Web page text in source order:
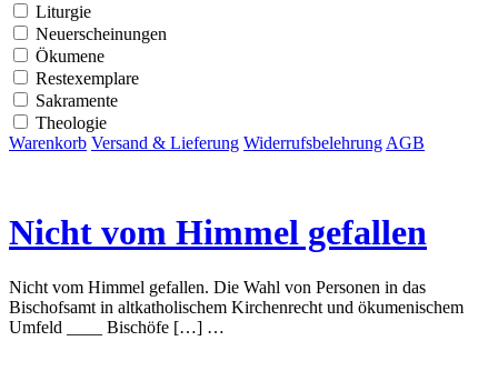
Liturgie
Neuerscheinungen
Ökumene
Restexemplare
Sakramente
Theologie
Warenkorb Versand & Lieferung Widerrufsbelehrung AGB
Nicht vom Himmel gefallen
Nicht vom Himmel gefallen. Die Wahl von Personen in das
Bischofsamt in altkatholischem Kirchenrecht und ökumenischem
Umfeld ____ Bischöfe […] …